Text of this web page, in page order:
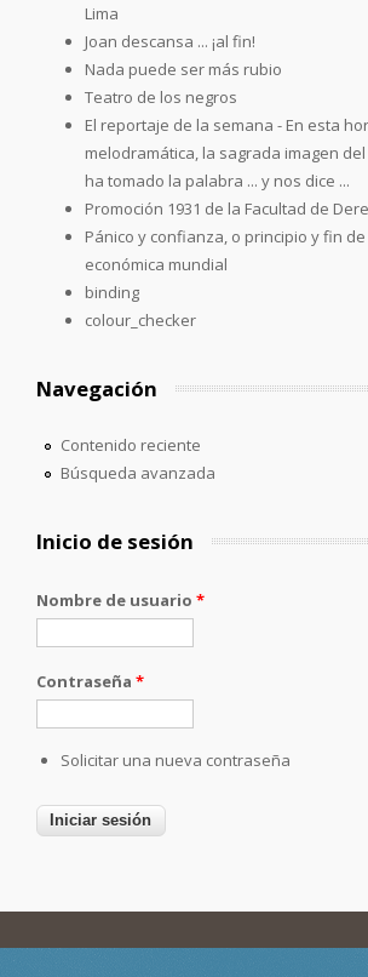
Lima
Joan descansa ... ¡al fin!
Nada puede ser más rubio
Teatro de los negros
El reportaje de la semana - En esta
melodramática, la sagrada imagen
ha tomado la palabra ... y nos dice ...
Promoción 1931 de la Facultad de
Pánico y confianza, o principio y fin
económica mundial
binding
colour_checker
Navegación
Contenido reciente
Búsqueda avanzada
Inicio de sesión
Nombre de usuario *
Contraseña *
Solicitar una nueva contraseña